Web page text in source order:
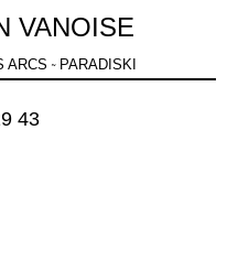
VANOISE
ARCS ˜PARADISKI
43